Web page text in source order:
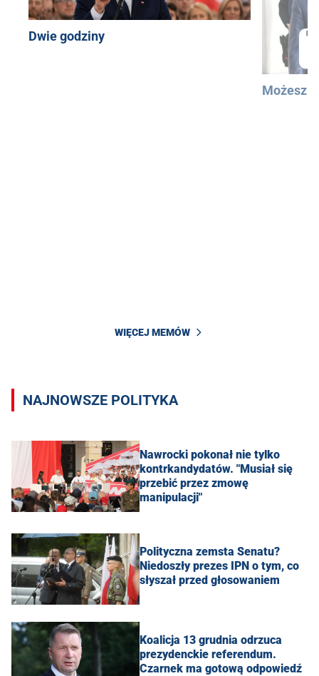
Dwie godziny
Możesz
WIĘCEJ MEMÓW
NAJNOWSZE POLITYKA
Nawrocki pokonał nie tylko
kontrkandydatów. "Musiał się
przebić przez zmowę
manipulacji"
Polityczna zemsta Senatu?
Niedoszły prezes IPN o tym, co
słyszał przed głosowaniem
Koalicja 13 grudnia odrzuca
prezydenckie referendum.
Czarnek ma gotową odpowiedź